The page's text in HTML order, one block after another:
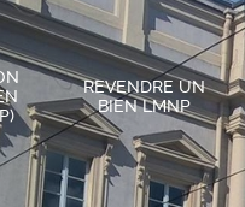
REVENDRE UN
BIEN LMNP